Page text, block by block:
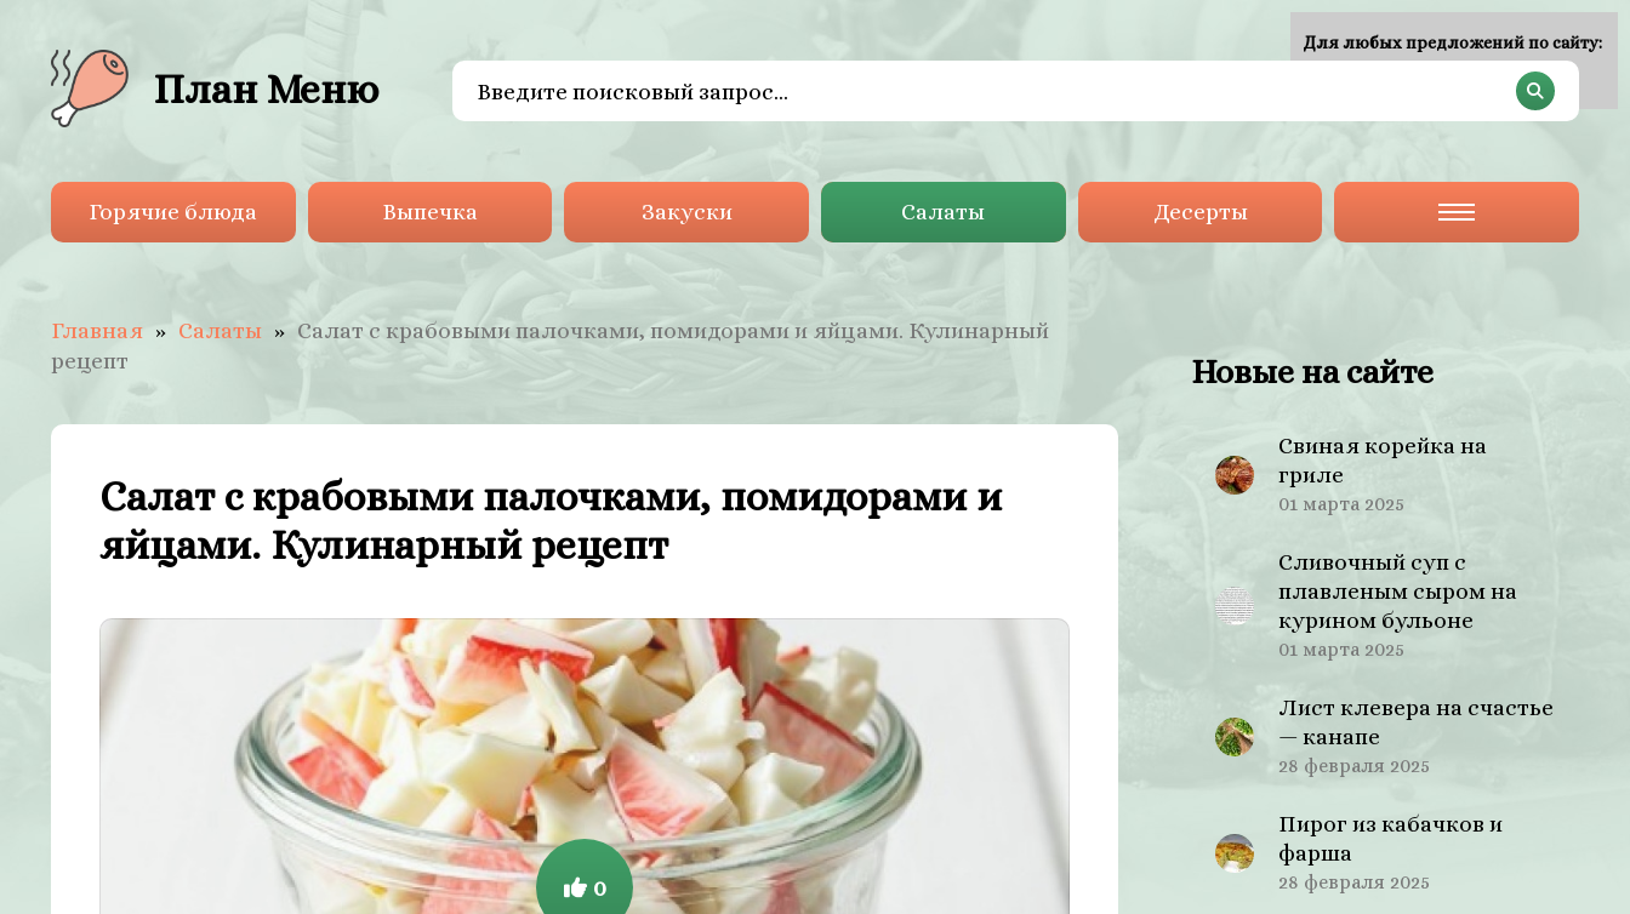
План Меню
Горячие блюда Выпечка Закуски Салаты Десерты
Главная Салаты
Салат с крабовыми палочками, помидорами и яйцами. Кулинарный
рецепт
Салат с крабовыми палочками, помидорами и
яйцами. Кулинарный рецепт
0
Новые на сайте
Свиная корейка на
гриле
01 марта 2025
Сливочный суп с
плавленым сыром на
курином бульоне
01 марта 2025
Лист клевера на счастье
— канапе
28 февраля 2025
Пирог из кабачков и
фарша
28 февраля 2025
Для любых предложений по сайту: